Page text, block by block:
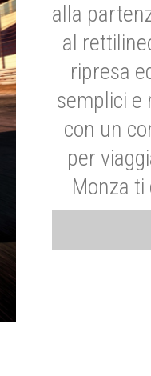
alla
al
ripresa
semplici e
con un
per
Monza